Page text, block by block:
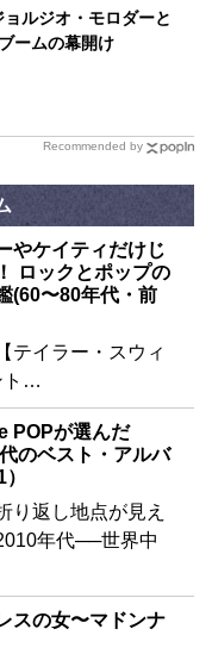
ルジオ・モロダーと
ームの幕開け
Recommended by
やケイティだけじ
ロックとポップの
(60〜80年代・前
テイラー・スウィ
ト…
POPが選んだ
のベスト・アルバ
り返し地点が見え
年代──世界中
スの女〜マドンナ